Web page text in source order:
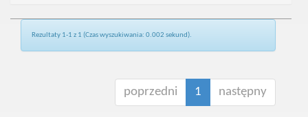
Rezultaty 1-1 z 1 (Czas wyszukiwania: 0.002 sekund).
poprzedni 1 następny